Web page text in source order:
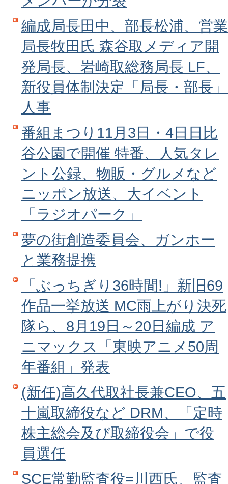
編成局長田中、部長松浦、営業
局長牧田氏 森谷取メディア開
発局長、岩崎取総務局長 LF、
新役員体制決定「局長・部長」
人事
番組まつり11月3日・4日日比
谷公園で開催 特番、人気タレ
ント公録、物販・グルメなど
ニッポン放送、大イベント
「ラジオパーク」
夢の街創造委員会、ガンホー
と業務提携
「ぶっちぎり36時間!」新旧69
作品一挙放送 MC雨上がり決死
隊ら、8月19日～20日編成 ア
ニマックス「東映アニメ50周
年番組」発表
(新任)高久代取社長兼CEO、五
十嵐取締役など DRM、「定時
株主総会及び取締役会」で役
員選任
SCE常勤監査役=川西氏、監査